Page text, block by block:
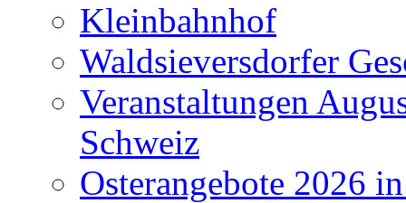
Kleinbahnhof
Waldsieversdorfer
Veranstaltungen
Schweiz
Osterangebote 2026